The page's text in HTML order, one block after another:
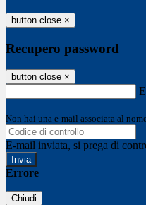
button close ×
Recupero password
button close ×
Non hai una e-mail associata al
E-mail inviata, si prega di
Errore
Chiudi